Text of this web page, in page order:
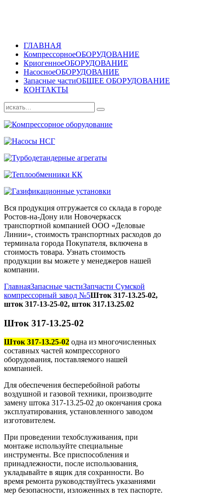
ГЛАВНАЯ
КомпрессорноеОБОРУДОВАНИЕ
КриогенноеОБОРУДОВАНИЕ
НасосноеОБОРУДОВАНИЕ
Запасные частиОБЩЕЕ ОБОРУДОВАНИЕ
КОНТАКТЫ
Вся продукция отгружается со склада в городе
Ростов-на-Дону или Новочеркасск
транспортной компанией ООО «Деловые
Линии», стоимость транспортных расходов до
терминала города Покупателя, включена в
стоимость товара. Узнать стоимость
продукции вы можете у менеджеров нашей
компании.
ГлавнаяЗапасные частиЗапчасти Сумской
компрессорный завод №5Шток 317-13.25-02,
шток 317-13-25-02, шток 317.13.25.02
Шток 317-13.25-02
Шток 317-13.25-02 одна из многочисленных
составных частей компрессорного
оборудования, поставляемого нашей
компанией.
Для обеспечения бесперебойной работы
воздушной и газовой техники, производите
замену штока 317-13.25-02 до окончания срока
эксплуатирования, установленного заводом
изготовителем.
При проведении техобслуживания, при
монтаже используйте специальные
инструменты. Все приспособления и
принадлежности, после использования,
укладывайте в ящик для сохранности. Во
время ремонта руководствуйтесь указаниями
мер безопасности, изложенных в тех паспорте.